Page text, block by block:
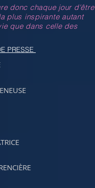
donc chaque jour d'être
plus inspirante autant
que dans celle des
PRESSE